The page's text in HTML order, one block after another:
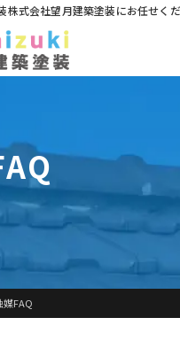
株式会社望月建築塗装にお任せくだ
媒FAQ